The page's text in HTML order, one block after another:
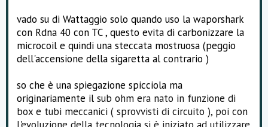
vado su di Wattaggio solo quando uso la waporshark
con Rdna 40 con TC , questo evita di carbonizzare la
microcoil e quindi una steccata mostruosa (peggio
dell'accensione della sigaretta al contrario )
so che è una spiegazione spicciola ma
originariamente il sub ohm era nato in funzione di
box e tubi meccanici ( sprovvisti di circuito ), poi con